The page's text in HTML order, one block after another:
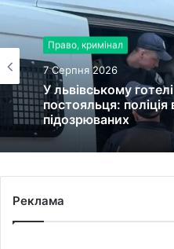
Право, кримінал
7 Серпня 2026
У львівському
постояльця:
підозрюваних
Реклама